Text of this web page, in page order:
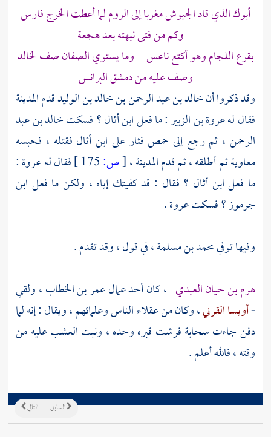
أبوك الذي قاد الجيوش مغربا إلىالروملما أعطت الخرجفارس
وكم من فتى نبهته بعد هجعة
بقرع اللجام وهو أكتع ناعس وما يستوي الصفان صف لخالد
وصف عليه مندمشقالبرانس
وقد ذكروا أنخالد بن عبد الرحمن بن خالد بن الوليدقدمالمدينة
فقال لهعروة بن الزبير: ما فعلابن أثال؟ فسكتخالد بن عبد
الرحمن ، ثم رجع إلى حمصفثار على ابن أثال فقتله ، فحبسه
معاويةثم أطلقه ، ثم قدمالمدينة،[ص: فقال لهعروة:
ما فعلابن أثال ؟ فقال : قد كفيتك إياه ، ولكن ما فعل ابن
جرموز؟ فسكتعروة.
وفيها توفيمحمد بن مسلمة، في قول ، وقد تقدم .
هرم بن حيان العبدي ، كان أحد عمالعمر بن الخطاب، ولقي
-أويسا القرني، وكان من عقلاء الناس وعلمائهم ، ويقال : إنه لما
دفن جاءت سحابة فرشت قبره وحده ، ونبت العشب عليه من
وقته ، فالله أعلم .
التالي السابق